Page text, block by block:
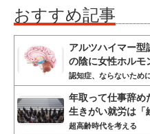
おすすめ記事
アルツハイマー
の陰に女性ホルモ
認知症、ならないため
年取って仕事辞め
生きがい就労は「
超高齢時代を考える